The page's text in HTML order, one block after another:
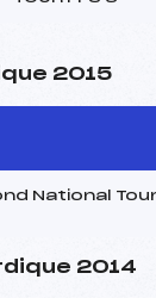
2015
National
2014